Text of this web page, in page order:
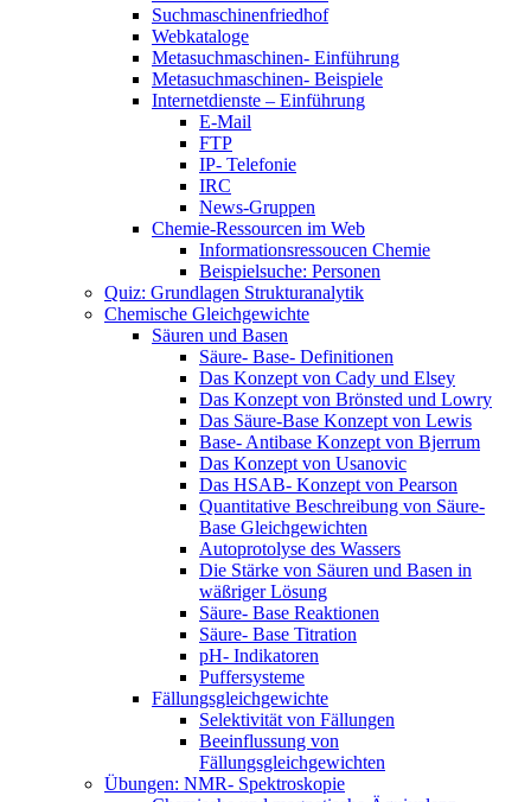
Suchmaschinenfriedhof
Webkataloge
Metasuchmaschinen- Einführung
Metasuchmaschinen- Beispiele
Internetdienste – Einführung
E-Mail
FTP
IP- Telefonie
IRC
News-Gruppen
Chemie-Ressourcen im Web
Informationsressoucen Chemie
Beispielsuche: Personen
Quiz: Grundlagen Strukturanalytik
Chemische Gleichgewichte
Säuren und Basen
Säure- Base- Definitionen
Das Konzept von Cady und Elsey
Das Konzept von Brönsted und Lowry
Das Säure-Base Konzept von Lewis
Base- Antibase Konzept von Bjerrum
Das Konzept von Usanovic
Das HSAB- Konzept von Pearson
Quantitative Beschreibung von Säure-
Base Gleichgewichten
Autoprotolyse des Wassers
Die Stärke von Säuren und Basen in
wäßriger Lösung
Säure- Base Reaktionen
Säure- Base Titration
pH- Indikatoren
Puffersysteme
Fällungsgleichgewichte
Selektivität von Fällungen
Beeinflussung von
Fällungsgleichgewichten
Übungen: NMR- Spektroskopie